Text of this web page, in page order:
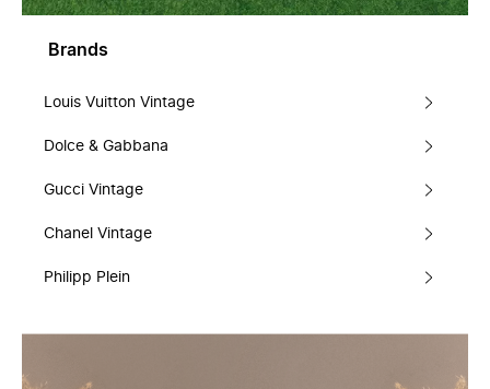
Brands
Louis Vuitton Vintage
Dolce & Gabbana
Gucci Vintage
Chanel Vintage
Philipp Plein